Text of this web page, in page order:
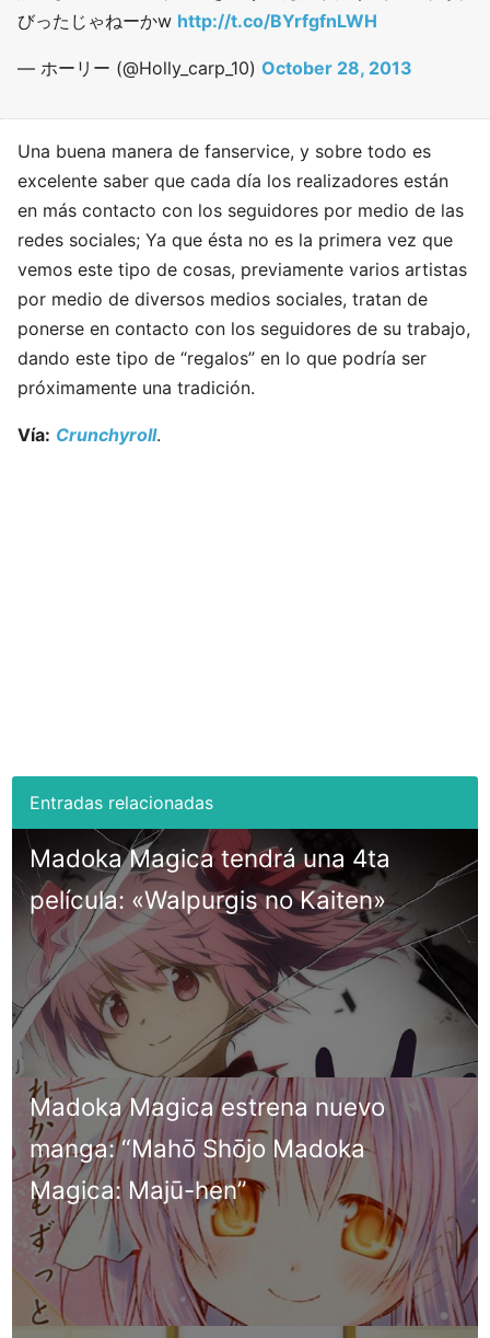
びったじゃねーかw http://t.co/BYrfgfnLWH
— ホーリー (@Holly_carp_10) October 28, 2013
Una buena manera de fanservice, y sobre todo es
excelente saber que cada día los realizadores están
en más contacto con los seguidores por medio de las
redes sociales; Ya que ésta no es la primera vez que
vemos este tipo de cosas, previamente varios artistas
por medio de diversos medios sociales, tratan de
ponerse en contacto con los seguidores de su trabajo,
dando este tipo de “regalos” en lo que podría ser
próximamente una tradición.
Vía: Crunchyroll.
Madoka Magica tendrá una 4ta
película: «Walpurgis no Kaiten»
Madoka Magica estrena nuevo
manga: “Mahō Shōjo Madoka
Magica: Majū-hen”